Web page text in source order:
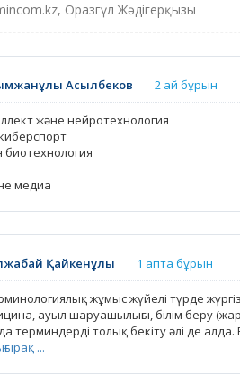
Оразгүл Жәдігерқызы
Асылбеков 2 ай бұрын
және нейротехнология
медиа
Қайкенұлы 1 апта бұрын
жұмыс жүйелі түрде
ауыл шаруашылығы, білім беру
терминдерді толық бекіту әлі де
...